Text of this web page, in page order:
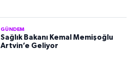
GÜNDEM
Sağlık Bakanı Kemal Memişoğlu
Artvin’e Geliyor